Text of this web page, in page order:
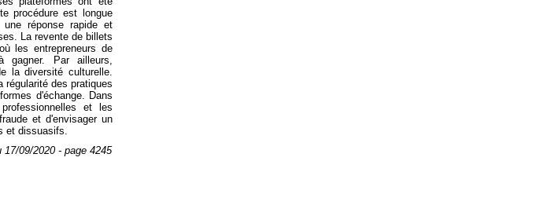
procédure est longue
réponse rapide et
La revente de billets
les entrepreneurs de
Par ailleurs,
la diversité culturelle.
des pratiques
d'échange. Dans
et les
et d'envisager un
et dissuasifs.
09/2020 - page 4245